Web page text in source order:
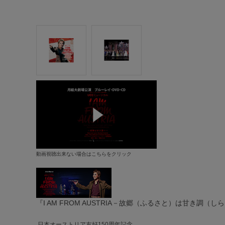
動画視聴出来ない場合はこちらをクリック
『I AM FROM AUSTRIA－故郷（ふるさと）は甘き調（し